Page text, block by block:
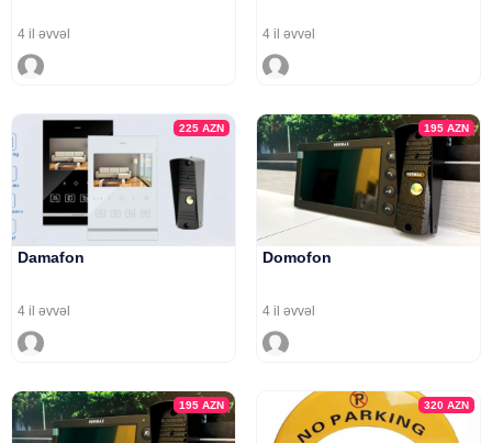
4 il əvvəl 4 il əvvəl
225AZN
Damafon
4 il əvvəl
195 AZN
Domofon
4 il əvvəl
195AZN 320 AZN